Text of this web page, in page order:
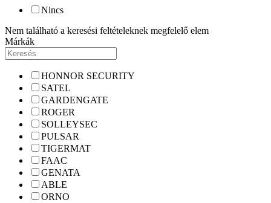
Nincs
Nem található a keresési feltételeknek megfelelő elem
Márkák
HONNOR SECURITY
SATEL
GARDENGATE
ROGER
SOLLEYSEC
PULSAR
TIGERMAT
FAAC
GENATA
ABLE
ORNO